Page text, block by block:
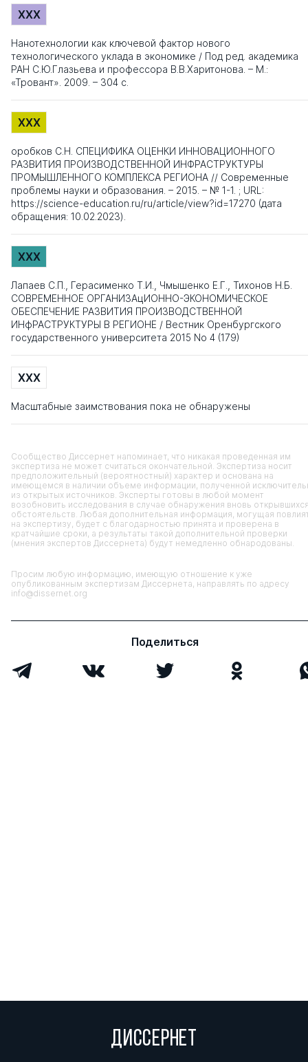
XXX
Нанотехнологии как ключевой фактор нового
технологического уклада в экономике / Под ред. академика
РАН С.Ю.Глазьева и профессора В.В.Харитонова. – М.:
«Тровант». 2009. – 304 с.
XXX
оробков С.Н. СПЕЦИФИКА ОЦЕНКИ ИННОВАЦИОННОГО
РАЗВИТИЯ ПРОИЗВОДСТВЕННОЙ ИНФРАСТРУКТУРЫ
ПРОМЫШЛЕННОГО КОМПЛЕКСА РЕГИОНА // Современные
проблемы науки и образования. – 2015. – № 1-1. ; URL:
https://science-education.ru/ru/article/view?id=17270 (дата
обращения: 10.02.2023).
XXX
Лапаев С.П., Герасименко Т.И., Чмышенко Е.Г., Тихонов Н.Б.
СОВРЕМЕННОЕ ОРГАНИЗАцИОННО-ЭКОНОМИЧЕСКОЕ
ОБЕСПЕЧЕНИЕ РАЗВИТИЯ ПРОИЗВОДСТВЕННОЙ
ИНфРАСТРУКТУРЫ В РЕГИОНЕ / Вестник Оренбургского
государственного университета 2015 No 4 (179)
XXX
Масштабные заимствования пока не обнаружены
Сообщество Диссернет напоминает, что никакая проведенная им
экспертиза не может считаться окончательной. Экспертиза носит
предположительный (вероятностный) характер и основана на
имеющемся в наличии объеме информации, полученной
из открытых источников. Эксперты готовы в любой момент
возобновить исследования в случае обнаружения вновь
обстоятельств. Любая дополнительная информация, могущая
на экспертизу, будет с благодарностью принята и проверена в
кратчайшие сроки, а результаты такой дополнительной проверки
(мнения экспертов Диссернета) будут немедленно обнародованы.
Просим любую информацию, имеющую отношение к уже
опубликованным экспертизам Диссернета, направлять по адресу
info@dissernet.org
Поделиться
ДИССЕРНЕТ